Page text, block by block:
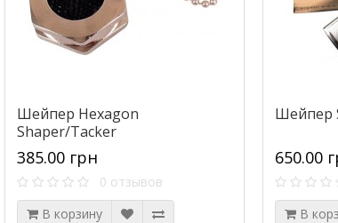
Шейпер Hexagon
Shaper/Tacker
385.00 грн
0 отзывов
В корзину
Шейпер
650.00
В